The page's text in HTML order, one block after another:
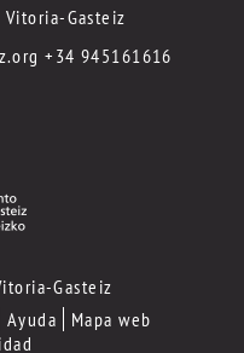
Vitoria-Gasteiz
+34 945161616
Gasteiz
Ayuda
Mapa web